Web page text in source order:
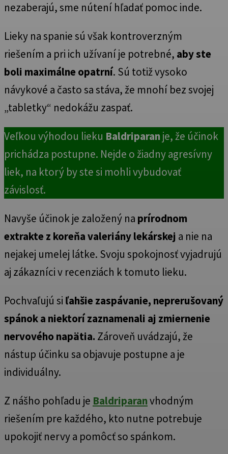
nezaberajú, sme nútení hľadať pomoc inde.
Lieky na spanie sú však kontroverzným
riešením a pri ich užívaní je potrebné, aby ste
boli maximálne opatrní. Sú totiž vysoko
návykové a často sa stáva, že mnohí bez svojej
„tabletky“ nedokážu zaspať.
Veľkou výhodou lieku Baldriparan je, že účinok
prichádza postupne. Nejde o žiadny agresívny
liek, na ktorý by ste si mohli vybudovať
závislosť.
Navyše účinok je založený na prírodnom
extrakte z koreňa valeriány lekárskej a nie na
nejakej umelej látke. Svoju spokojnosť vyjadrujú
aj zákazníci v recenziách k tomuto lieku.
Pochvaľujú si ľahšie zaspávanie, neprerušovaný
spánok a niektorí zaznamenali aj zmiernenie
nervového napätia. Zároveň uvádzajú, že
nástup účinku sa objavuje postupne a je
individuálny.
Z nášho pohľadu je Baldriparanvhodným
riešením pre každého, kto nutne potrebuje
upokojiť nervy a pomôcť so spánkom.